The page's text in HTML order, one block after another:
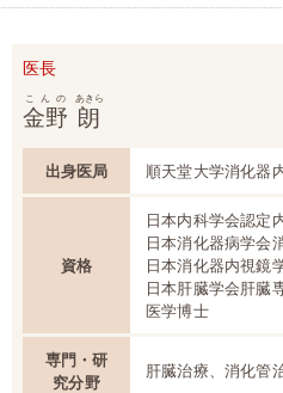
医長
金野
こんの
朗
あきら
出身医局 順天堂大学消化器
資格
日本内科学会認定
日本消化器病学会
日本消化器内視鏡
日本肝臓学会肝臓
医学博士
専門・研
究分野
肝臓治療、消化管